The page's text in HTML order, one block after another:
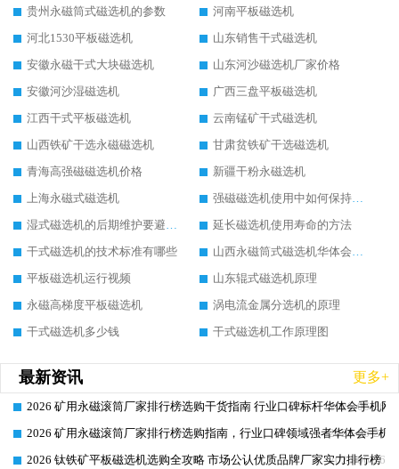
贵州永磁筒式磁选机的参数
河南平板磁选机
河北1530平板磁选机
山东销售干式磁选机
安徽永磁干式大块磁选机
山东河沙磁选机厂家价格
安徽河沙湿磁选机
广西三盘平板磁选机
江西干式平板磁选机
云南锰矿干式磁选机
山西铁矿干选永磁磁选机
甘肃贫铁矿干选磁选机
青海高强磁磁选机价格
新疆干粉永磁选机
上海永磁式磁选机
强磁磁选机使用中如何保持其顺畅运行
湿式磁选机的后期维护要避开哪些坑
延长磁选机使用寿命的方法
干式磁选机的技术标准有哪些
山西永磁筒式磁选机华体会手机网页版-华体会(中国)
平板磁选机运行视频
山东辊式磁选机原理
永磁高梯度平板磁选机
涡电流金属分选机的原理
干式磁选机多少钱
干式磁选机工作原理图
最新资讯 更多+
2026-06-26
2026 矿用永磁滚筒厂家排行榜选购干货指南 行业口碑标杆华体会手机网
2026-06-26
2026 矿用永磁滚筒厂家排行榜选购指南，行业口碑领域强者华体会手机
2026-06-26
2026 钛铁矿平板磁选机选购全攻略 市场公认优质品牌厂家实力排行榜